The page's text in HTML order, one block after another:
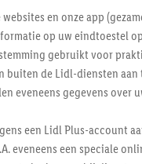
en onze app
op uw eindtoestel
gebruikt voor
buiten de Lidl-diensten aan
eveneens gegevens over
een Lidl Plus-account
eveneens een speciale